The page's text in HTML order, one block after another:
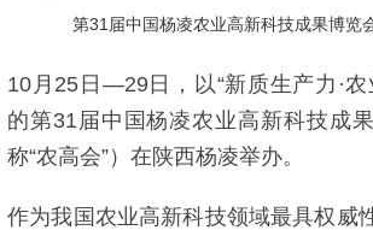
第31届中国杨凌农业高新科技成果博览
10月25日—29日，以“新质生产力·农
的第31届中国杨凌农业高新科技成
称“农高会”）在陕西杨凌举办。
作为我国农业高新科技领域最具权威